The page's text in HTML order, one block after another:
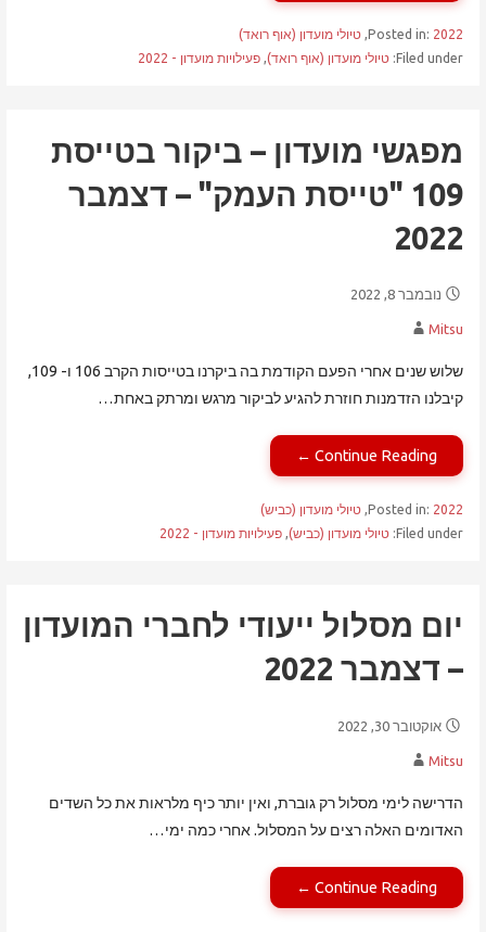
Posted in: 2022
, טיולי מועדון (אוף רואד)
Filed under:
טיולי מועדון (אוף רואד), פעילויות מועדון - 2022
מפגשי מועדון – ביקור בטייסת
109 "טייסת העמק" – דצמבר
2022
נובמבר 8, 2022
Mitsu
שלוש שנים אחרי הפעם הקודמת בה ביקרנו בטייסות הקרב 106 ו- 109,
קיבלנו הזדמנות חוזרת להגיע לביקור מרגש ומרתק באחת…
Continue Reading ←
Posted in: 2022
, טיולי מועדון (כביש)
Filed under: טיולי מועדון (כביש), פעילויות מועדון - 2022
יום מסלול ייעודי לחברי המועדון
– דצמבר 2022
אוקטובר 30, 2022
Mitsu
הדרישה לימי מסלול רק גוברת, ואין יותר כיף מלראות את כל השדים
האדומים האלה רצים על המסלול. אחרי כמה ימי…
Continue Reading ←